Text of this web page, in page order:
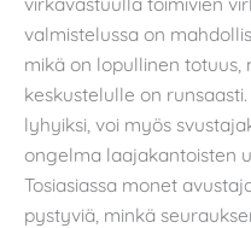
valmistelussa on
mikä on lopullinen
keskustelulle on
lyhyiksi, voi myös
ongelma laajakantoisten
Tosiasiassa monet
pystyviä, minkä